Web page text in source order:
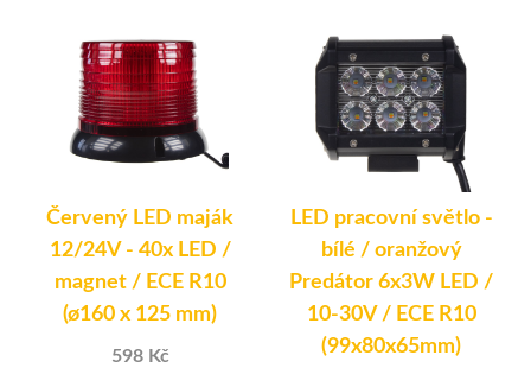
Červený LED maják
12/24V - 40x LED /
magnet / ECE R10
(ø160 x 125 mm)
598 Kč
LED pracovní světlo -
bílé / oranžový
Predátor 6x3W LED /
10-30V / ECE R10
(99x80x65mm)